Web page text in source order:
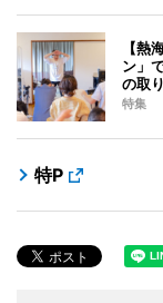
【熱
ン」
の取
特集
特P